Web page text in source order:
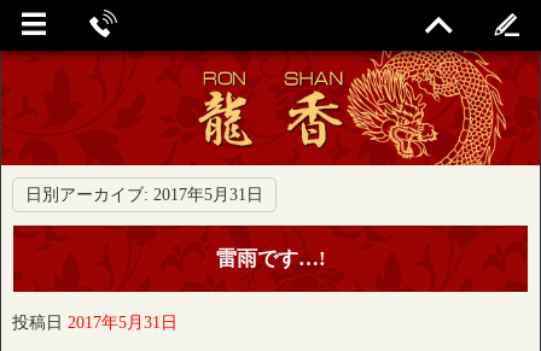
日別アーカイブ: 2017年5月31日
雷雨です…!
投稿日 2017年5月31日